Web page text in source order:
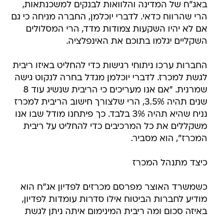
באג"ח של המדינה והלוואות לבנקים למשכנתאות,
הרי שהרווח כדאי. לדברי יוכלמן, החברה מניחה כי גם
אם לא יהיו השקעות צמודות מדד, הרי המסלולים
השקליים יגלמו בתוכם את האינפלציה.
החברות ערכו ניתוחי רגישות כדי להחליט באיזו ריבית
לגשת למכרז. לדברי יוכלמן מגדל בחרה לנקוט גישה
שמרנית. "אם אנו מעריכים כי הריבית שנשיג עוד 8
שנים תהיה 3.5%, הרי שלצורך חישוב הריבית למכרז
נניח שהיא תהיה 3% בלבד. כך פיתחנו מודל שבו אנו
משקללים את כל המרכיבים כדי להחליט על ריבית
המכרז", הוא מסביר.
כיצד מתנהל המכרז
כשמשרד האוצר מפרסם מכרזים לפדיון אג"ח הוא
מודיע לחברות הביטוח אילו סדרות עומדות לפדיון,
באיזה סכום ומה ריבית המינימום איתה ניתן לגשת